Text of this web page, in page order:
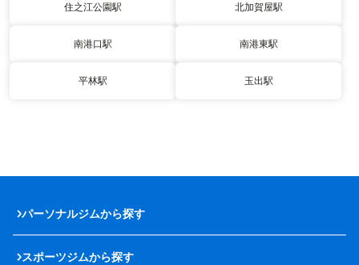
住之江公園駅 北加賀屋駅
南港口駅 南港東駅
平林駅 玉出駅
パーソナルジムから探す
スポーツジムから探す